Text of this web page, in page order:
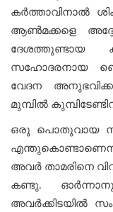
കർത്താവിനാൽ
ആൺമക്കളെ
ദേശത്തുണ്ടായ
സഹോദരനായ
വേദന
മുമ്പിൽ
ഒരു പൊതുവായ
അവർ താമരിനെ
കണ്ടു.
അവർക്കിടയിൽ